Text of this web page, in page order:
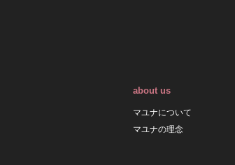
about us
マユナについて
マユナの理念